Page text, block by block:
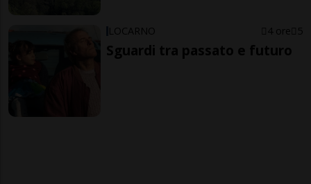
LOCARNO 4 ore 5
Sguardi tra passato e futuro